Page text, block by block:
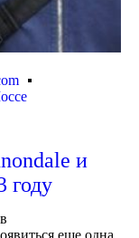
и
году
еще одна